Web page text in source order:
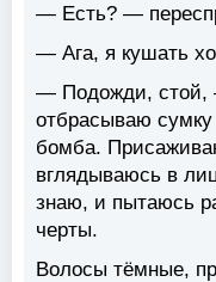
— Есть? —
— Ага, я кушать
— Подожди, стой,
отбрасываю сумку
бомба.
вглядываюсь в
знаю, и пытаюсь
черты.
Волосы тёмные,